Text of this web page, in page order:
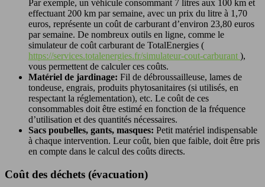
Par exemple, un véhicule consommant 7 litres aux 100 km et
effectuant 200 km par semaine, avec un prix du litre à 1,70
euros, représente un coût de carburant d’environ 23,80 euros
par semaine. De nombreux outils en ligne, comme le
simulateur de coût carburant de TotalEnergies (
https://services.totalenergies.fr/simulateur-cout-carburant ),
vous permettent de calculer ces coûts.
Matériel de jardinage: Fil de débroussailleuse, lames de
tondeuse, engrais, produits phytosanitaires (si utilisés, en
respectant la réglementation), etc. Le coût de ces
consommables doit être estimé en fonction de la fréquence
d’utilisation et des quantités nécessaires.
Sacs poubelles, gants, masques: Petit matériel indispensable
à chaque intervention. Leur coût, bien que faible, doit être pris
en compte dans le calcul des coûts directs.
Coût des déchets (évacuation)